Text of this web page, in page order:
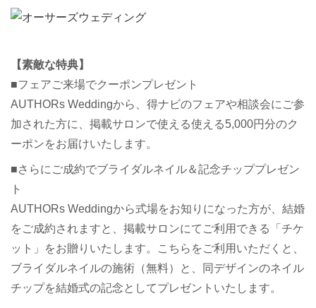
【素敵な特典】
■フェアご来場でクーポンプレゼント
AUTHORs Weddingから、得ナビのフェアや相談会にご参
加された方に、掲載サロンで使える使える5,000円分のク
ーポンをお届けいたします。
■さらにご成約でブライダルネイル＆記念チッププレゼン
ト
AUTHORs Weddingから式場をお知りになった方が、結婚
をご成約されますと、掲載サロンにてご利用できる「チケ
ット」をお贈りいたします。こちらをご利用いただくと、
ブライダルネイルの施術（無料）と、同デザインのネイル
チップを結婚式の記念としてプレゼントいたします。